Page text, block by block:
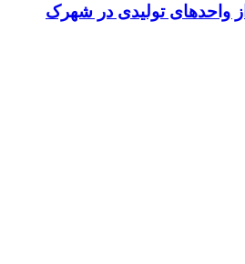
از واحدهای تولیدی در شهرک